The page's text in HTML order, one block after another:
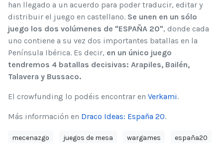
han llegado a un acuerdo para poder traducir, editar y
distribuir el juego en castellano. Se unen en un sólo
juego los dos volúmenes de "ESPAÑA 20", donde cada
uno contiene a su vez dos importantes batallas en la
Península Ibérica. Es decir, en un único juego
tendremos 4 batallas decisivas: Arapiles, Bailén,
Talavera y Bussaco.
El crowfunding lo podéis encontrar en Verkami.
Más información en Draco Ideas: España 20.
mecenazgo juegos de mesa wargames españa20